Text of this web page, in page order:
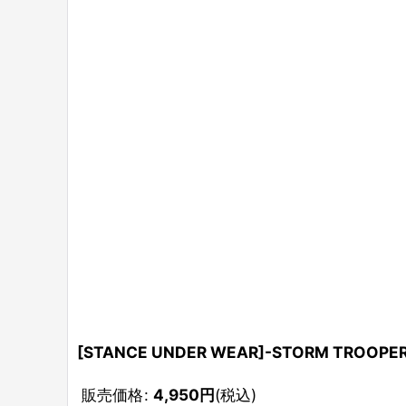
[STANCE UNDER WEAR]-STORM
販売価格: 4,950円(税込)